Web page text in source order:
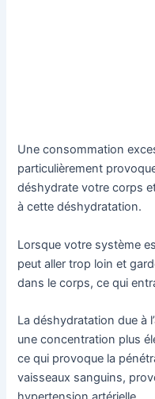
Une consommation
particulièrement
déshydrate votre corps
à cette déshydratation.
Lorsque votre système
peut aller trop loin et
dans le corps, ce qui
La déshydratation due à
une concentration plus
ce qui provoque la
vaisseaux sanguins,